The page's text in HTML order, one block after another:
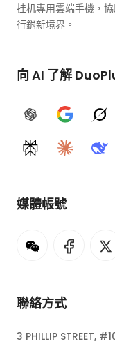
挂机專用雲端手機，
行銷新境界。
向 AI 了解
ChatGPTGoogle AI
PerplexityClaude
媒體帳號
聯絡方式
3 PHILLIP STREET,